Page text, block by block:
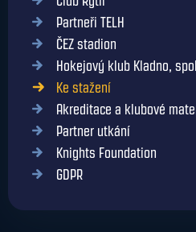
Partneři TELH
ČEZ stadion
Hokejový klub Kladno,
Ke stažení
Akreditace a klubové
Partner utkání
Knights Foundation
GDPR